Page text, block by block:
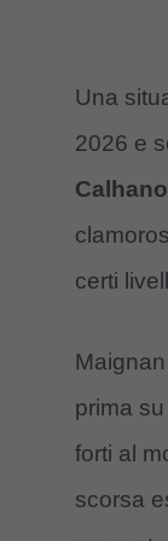
Una
2026 e
certi
prima su
forti al
scorsa